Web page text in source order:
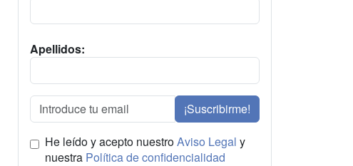
Apellidos:
¡Suscribirme!
He leído y acepto nuestroAviso Legal y
nuestra Política de confidencialidad